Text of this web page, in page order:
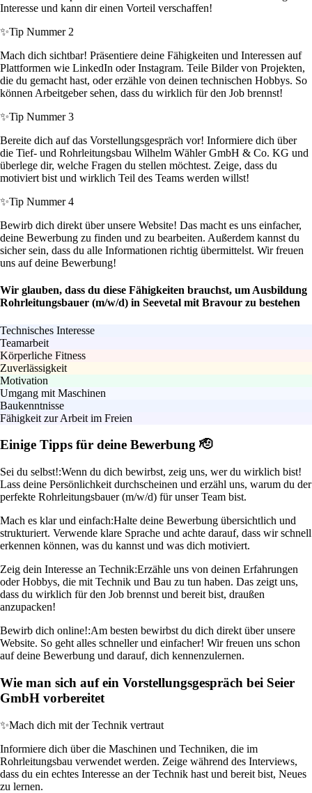
Interesse und kann dir einen Vorteil verschaffen!
✨Tip Nummer 2
Mach dich sichtbar! Präsentiere deine Fähigkeiten und Interessen auf
Plattformen wie LinkedIn oder Instagram. Teile Bilder von Projekten,
die du gemacht hast, oder erzähle von deinen technischen Hobbys. So
können Arbeitgeber sehen, dass du wirklich für den Job brennst!
✨Tip Nummer 3
Bereite dich auf das Vorstellungsgespräch vor! Informiere dich über
die Tief- und Rohrleitungsbau Wilhelm Wähler GmbH & Co. KG und
überlege dir, welche Fragen du stellen möchtest. Zeige, dass du
motiviert bist und wirklich Teil des Teams werden willst!
✨Tip Nummer 4
Bewirb dich direkt über unsere Website! Das macht es uns einfacher,
deine Bewerbung zu finden und zu bearbeiten. Außerdem kannst du
sicher sein, dass du alle Informationen richtig übermittelst. Wir freuen
uns auf deine Bewerbung!
Wir glauben, dass du diese Fähigkeiten brauchst, um Ausbildung
Rohrleitungsbauer (m/w/d) in Seevetal mit Bravour zu bestehen
Technisches Interesse
Teamarbeit
Körperliche Fitness
Zuverlässigkeit
Motivation
Umgang mit Maschinen
Baukenntnisse
Fähigkeit zur Arbeit im Freien
Einige Tipps für deine Bewerbung 🫡
Sei du selbst!:Wenn du dich bewirbst, zeig uns, wer du wirklich bist!
Lass deine Persönlichkeit durchscheinen und erzähl uns, warum du der
perfekte Rohrleitungsbauer (m/w/d) für unser Team bist.
Mach es klar und einfach:Halte deine Bewerbung übersichtlich und
strukturiert. Verwende klare Sprache und achte darauf, dass wir schnell
erkennen können, was du kannst und was dich motiviert.
Zeig dein Interesse an Technik:Erzähle uns von deinen Erfahrungen
oder Hobbys, die mit Technik und Bau zu tun haben. Das zeigt uns,
dass du wirklich für den Job brennst und bereit bist, draußen
anzupacken!
Bewirb dich online!:Am besten bewirbst du dich direkt über unsere
Website. So geht alles schneller und einfacher! Wir freuen uns schon
auf deine Bewerbung und darauf, dich kennenzulernen.
Wie man sich auf ein Vorstellungsgespräch bei Seier
GmbH vorbereitet
✨Mach dich mit der Technik vertraut
Informiere dich über die Maschinen und Techniken, die im
Rohrleitungsbau verwendet werden. Zeige während des Interviews,
dass du ein echtes Interesse an der Technik hast und bereit bist, Neues
zu lernen.